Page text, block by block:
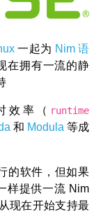
一起为 Nim 语
在拥有一流的静
效率（ runtime
和 Modula 等成
的软件，但如果
样提供一流 Nim
现在开始支持最